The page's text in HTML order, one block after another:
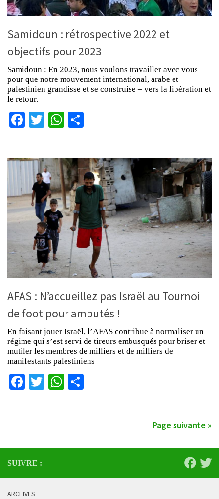
Samidoun : rétrospective 2022 et
objectifs pour 2023
Samidoun : En 2023, nous voulons travailler avec vous
pour que notre mouvement international, arabe et
palestinien grandisse et se construise – vers la libération et
le retour.
Facebook
TwitterWhatsApp
AFAS : N’accueillez pas Israël au Tournoi
de foot pour amputés !
En faisant jouer Israël, l’AFAS contribue à normaliser un
régime qui s’est servi de tireurs embusqués pour briser et
mutiler les membres de milliers et de milliers de
manifestants palestiniens
Facebook
TwitterWhatsApp
Page suivante »
SUIVRE :
ARCHIVES